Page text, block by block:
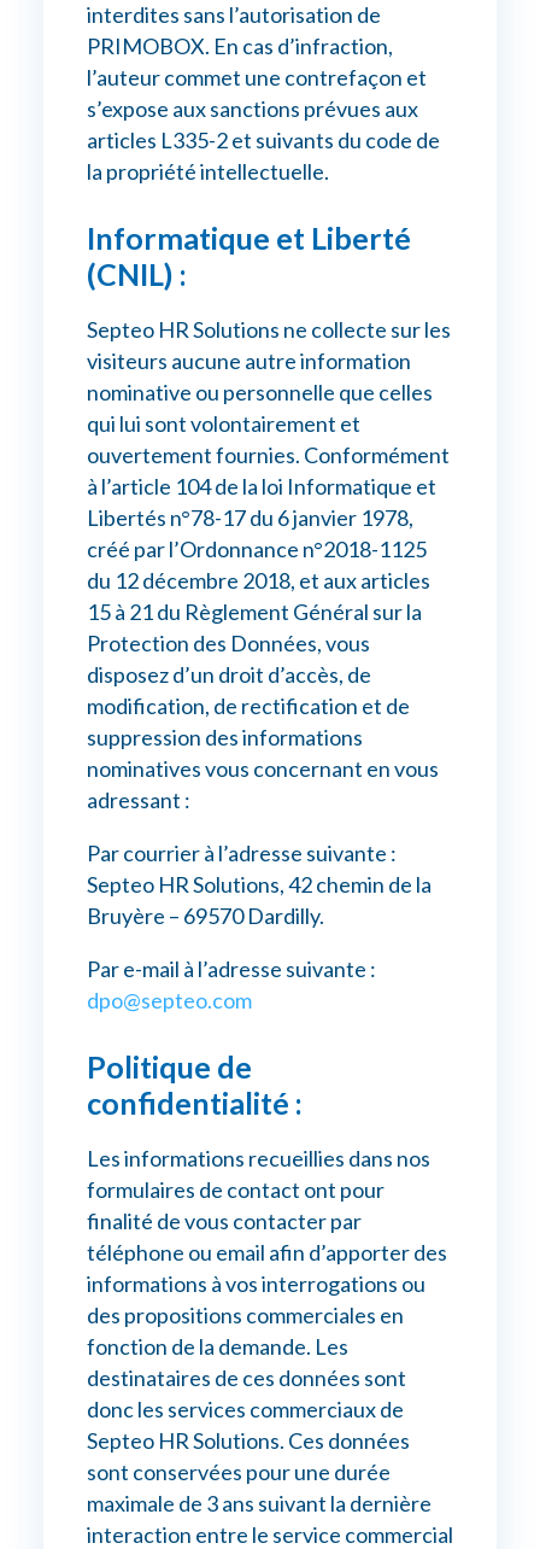
interdites sans l’autorisation de
PRIMOBOX. En cas d’infraction,
l’auteur commet une contrefaçon et
s’expose aux sanctions prévues aux
articles L335-2 et suivants du code de
la propriété intellectuelle.
Informatique et Liberté
(CNIL) :
Septeo HR Solutions ne collecte sur les
visiteurs aucune autre information
nominative ou personnelle que celles
qui lui sont volontairement et
ouvertement fournies. Conformément
à l’article 104 de la loi Informatique et
Libertés n°78-17 du 6 janvier 1978,
créé par l’Ordonnance n°2018-1125
du 12 décembre 2018, et aux articles
15 à 21 du Règlement Général sur la
Protection des Données, vous
disposez d’un droit d’accès, de
modification, de rectification et de
suppression des informations
nominatives vous concernant en vous
adressant :
Par courrier à l’adresse suivante :
Septeo HR Solutions, 42 chemin de la
Bruyère – 69570 Dardilly.
Par e-mail à l’adresse suivante :
dpo@septeo.com
Politique de
confidentialité :
Les informations recueillies dans nos
formulaires de contact ont pour
finalité de vous contacter par
téléphone ou email afin d’apporter des
informations à vos interrogations ou
des propositions commerciales en
fonction de la demande. Les
destinataires de ces données sont
donc les services commerciaux de
Septeo HR Solutions. Ces données
sont conservées pour une durée
maximale de 3 ans suivant la dernière
interaction entre le service commercial